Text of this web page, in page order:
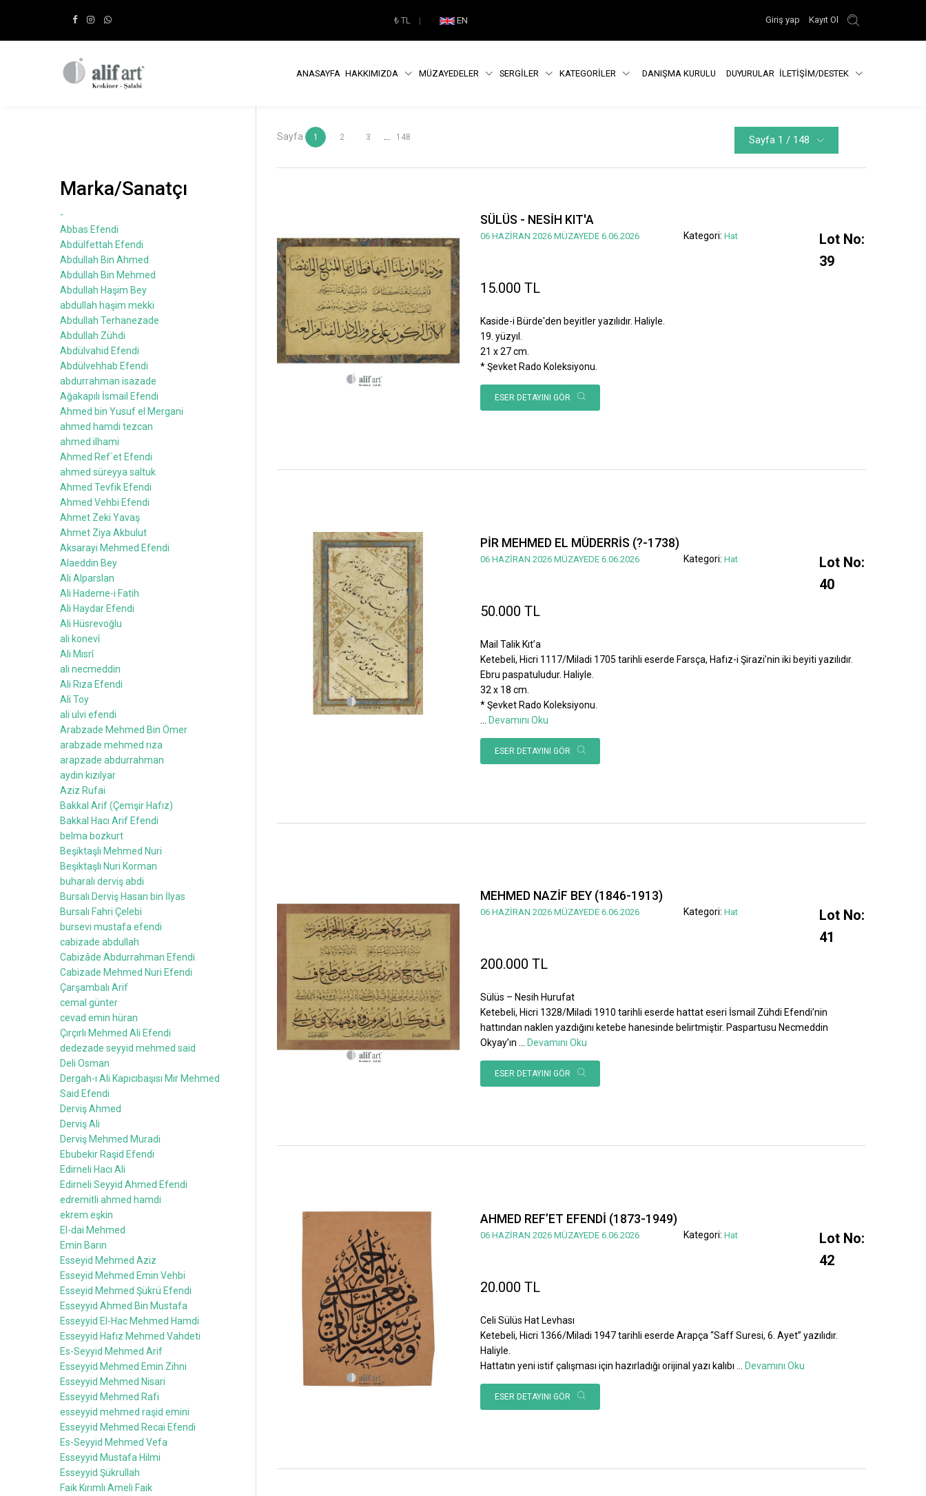
₺TL | EN Giriş yap Kayıt Ol
ANASAYFA HAKKIMIZDA MÜZAYEDELER SERGİLER KATEGORİLER DANIŞMA KURULU DUYURULAR İLETİŞİM/DESTEK
Sayfa 1 2 3 148 Sayfa 1 / 148
SÜLÜS - NESİH KIT'A
06 HAZİRAN 2026 MÜZAYEDE 6.06.2026 Kategori: Hat
Lot No:
39
15.000 TL
Kaside-i Bürde'den beyitler yazılıdır. Haliyle.
19. yüzyıl.
21 x 27 cm.
* Şevket Rado Koleksiyonu.
ESER DETAYINI GÖR
PİR MEHMED EL MÜDERRİS (?-1738)
06 HAZİRAN 2026 MÜZAYEDE 6.06.2026 Kategori: Hat
Lot No:
40
50.000 TL
Mail Talik Kıt’a
Ketebeli, Hicri 1117/Miladi 1705 tarihli eserde Farsça, Hafız-i Şirazi’nin iki beyiti yazılıdır.
Ebru paspatuludur. Haliyle.
32 x 18 cm.
* Şevket Rado Koleksiyonu.
Devamını Oku
ESER DETAYINI GÖR
MEHMED NAZİF BEY (1846-1913)
06 HAZİRAN 2026 MÜZAYEDE 6.06.2026 Kategori: Hat
Lot No:
41
200.000 TL
Sülüs – Nesih Hurufat
Ketebeli, Hicri 1328/Miladi 1910 tarihli eserde hattat eseri İsmail Zühdi Efendi’nin
hattından naklen yazdığını ketebe hanesinde belirtmiştir. Paspartusu Necmeddin
Okyay’ın ... Devamını Oku
ESER DETAYINI GÖR
AHMED REF’ET EFENDİ (1873-1949)
06 HAZİRAN 2026 MÜZAYEDE 6.06.2026 Kategori: Hat
Lot No:
42
20.000 TL
Celi Sülüs Hat Levhası
Ketebeli, Hicri 1366/Miladi 1947 tarihli eserde Arapça “Saff Suresi, 6. Ayet” yazılıdır.
Haliyle.
Hattatın yeni istif çalışması için hazırladığı orijinal yazı kalıbı
Devamını Oku
ESER DETAYINI GÖR
Marka/Sanatçı
-
Abbas Efendi
Abdülfettah Efendi
Abdullah Bin Ahmed
Abdullah Bin Mehmed
Abdullah Haşim Bey
abdullah haşim mekki
Abdullah Terhanezade
Abdullah Zühdi
Abdülvahid Efendi
Abdülvehhab Efendi
abdurrahman isazade
Ağakapılı İsmail Efendi
Ahmed bin Yusuf el Mergani
ahmed hamdi tezcan
ahmed ilhami
Ahmed Ref`et Efendi
ahmed süreyya saltuk
Ahmed Tevfik Efendi
Ahmed Vehbi Efendi
Ahmet Zeki Yavaş
Ahmet Ziya Akbulut
Aksarayi Mehmed Efendi
Alaeddin Bey
Ali Alparslan
Ali Hademe-i Fatih
Ali Haydar Efendi
Ali Hüsrevoğlu
ali konevî
Ali Mısrî
ali necmeddin
Ali Rıza Efendi
Ali Toy
ali ulvi efendi
Arabzade Mehmed Bin Ömer
arabzade mehmed rıza
arapzade abdurrahman
aydın kızılyar
Aziz Rufai
Bakkal Arif (Çemşir Hafız)
Bakkal Hacı Arif Efendi
belma bozkurt
Beşiktaşlı Mehmed Nuri
Beşiktaşlı Nuri Korman
buharalı derviş abdi
Bursalı Derviş Hasan bin İlyas
Bursalı Fahri Çelebi
bursevi mustafa efendi
cabizade abdullah
Cabizâde Abdurrahman Efendi
Cabizade Mehmed Nuri Efendi
Çarşambalı Arif
cemal günter
cevad emin hüran
Çırçırlı Mehmed Ali Efendi
dedezade seyyid mehmed said
Deli Osman
Dergah-ı Ali Kapıcıbaşısı Mir Mehmed
Said Efendi
Derviş Ahmed
Derviş Ali
Derviş Mehmed Muradi
Ebubekir Raşid Efendi
Edirneli Hacı Ali
Edirneli Seyyid Ahmed Efendi
edremitli ahmed hamdi
ekrem eşkin
El-dai Mehmed
Emin Barın
Esseyid Mehmed Aziz
Esseyid Mehmed Emin Vehbi
Esseyid Mehmed Şükrü Efendi
Esseyyid Ahmed Bin Mustafa
Esseyyid El-Hac Mehmed Hamdi
Esseyyid Hafız Mehmed Vahdeti
Es-Seyyid Mehmed Arif
Esseyyid Mehmed Emin Zihni
Esseyyid Mehmed Nisari
Esseyyid Mehmed Rafi
esseyyid mehmed raşid emini
Esseyyid Mehmed Recai Efendi
Es-Seyyid Mehmed Vefa
Esseyyid Mustafa Hilmi
Esseyyid Şükrullah
Faik Kırımlı Ameli Faik